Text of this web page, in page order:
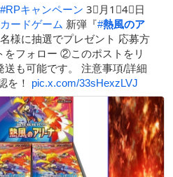
ド
を
消
す
#RPキャンペーン 3⃣月1⃣4⃣日
ードゲーム 新弾『#熱風のア
様に抽選でプレゼント 応募方
フォロー ②このポストをリ
送も可能です。 注意事項/詳細
を！ pic.x.com/33sHexzLVJ